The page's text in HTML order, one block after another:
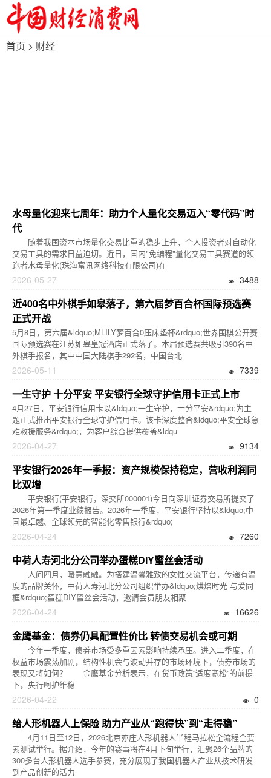
首页 > 财经
水母量化迎来七周年：助力个人量化交易迈入“零代码”时
代
随着我国资本市场量化交易比重的稳步上升，个人投资者对自动化
交易工具的需求日益迫切。近日，国内"免编程"量化交易工具赛道的领
跑者水母量化(珠海富讯网络科技有限公司)在
2026-05-27 3488
近400名中外棋手如皋落子，第六届梦百合杯国际预选赛
正式开战
5月8日，第六届&ldquo;MLILY梦百合0压床垫杯&rdquo;世界围棋公开赛
国际预选赛在江苏如皋皇冠酒店正式落子。本届预选赛共吸引390名中
外棋手报名，其中中国大陆棋手292名，中国台北
2026-05-11 7339
一生守护 十分平安 平安银行全球守护信用卡正式上市
4月27日，平安银行信用卡以&ldquo;一生守护，十分平安&rdquo;为主
题正式推出平安银行全球守护信用卡。该卡深度整合&ldquo;平安全球急
难救援服务&rdquo;，为客户综合提供覆盖&ldqu
2026-04-27 9134
平安银行2026年一季报：资产规模保持稳定，营收利润同
比双增
平安银行(平安银行，深交所000001)今日向深圳证券交易所提交了
2026年第一季度业绩报告。2026年一季度，平安银行坚持以&ldquo;中
国最卓越、全球领先的智能化零售银行&rdquo;
2026-04-24 7260
中荷人寿河北分公司举办蛋糕DIY蜜丝会活动
人间四月，暖意融融。为搭建温馨雅致的女性交流平台，传递有温
度的品牌关怀，中荷人寿河北分公司组织举办&ldquo;烘焙时光 与爱同
框&rdquo;蛋糕DIY蜜丝会活动，邀请会员朋友相聚
2026-04-24 16626
金鹰基金：债券仍具配置性价比 转债交易机会或可期
今年一季度，债券市场受多重因素影响持续承压。进入二季度，在
权益市场震荡加剧，结构性机会与波动并存的市场环境下，债券市场的
表现又将如何？ 金鹰基金分析表示，在货币政策“适度宽松”的前提
下，央行呵护维稳
2026-04-22 0
给人形机器人上保险 助力产业从“跑得快”到“走得稳”
4月11日至12日，2026北京亦庄人形机器人半程马拉松全流程全要
素测试举行。据介绍，今年的赛事将在4月下旬举行，汇聚26个品牌的
300多台人形机器人选手参赛，充分展现了我国机器人产业从技术研发
到产品创新的活力